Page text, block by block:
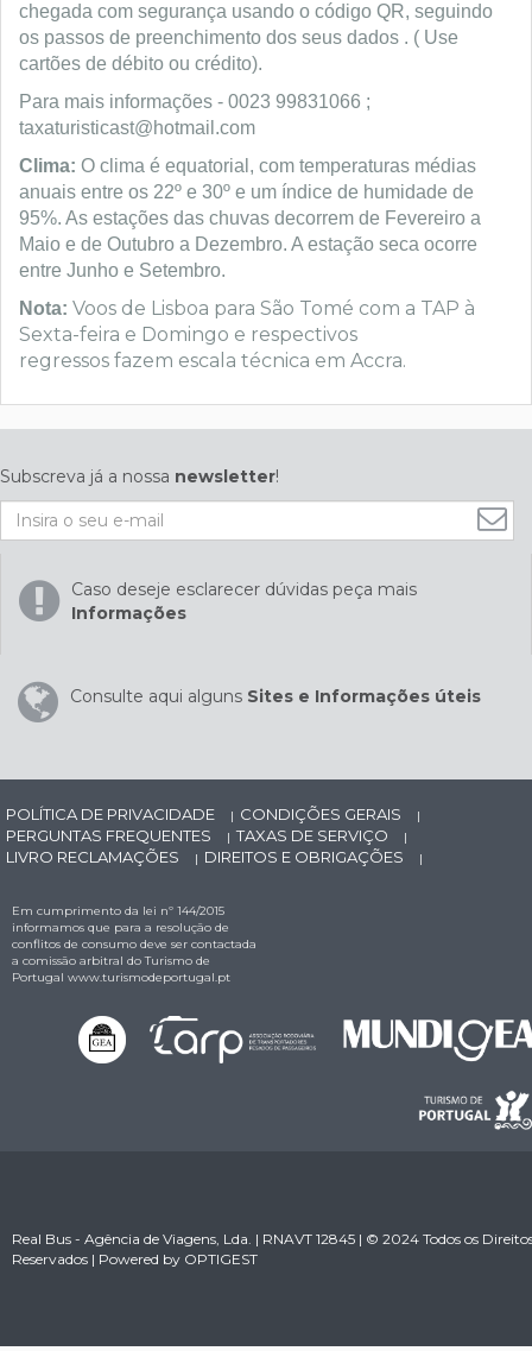
chegada com segurança usando o código QR, seguindo
os passos de preenchimento dos seus dados . ( Use
cartões de débito ou crédito).
Para mais informações - 0023 99831066 ;
taxaturisticast@hotmail.com
Clima: O clima é equatorial, com temperaturas médias
anuais entre os 22º e 30º e um índice de humidade de
95%. As estações das chuvas decorrem de Fevereiro a
Maio e de Outubro a Dezembro. A estação seca ocorre
entre Junho e Setembro.
Nota: Voos de Lisboa para São Tomé com a TAP à
Sexta-feira e Domingo e respectivos
regressos fazem escala técnica em Accra.
Subscreva já a nossa newsletter!
Caso deseje esclarecer dúvidas peça mais
Informações
Consulte aqui alguns Sites e Informações úteis
POLÍTICA DE PRIVACIDADE | CONDIÇÕES GERAIS |
PERGUNTAS FREQUENTES | TAXAS DE SERVIÇO |
LIVRO RECLAMAÇÕES | DIREITOS E OBRIGAÇÕES |
Em cumprimento da lei nº 144/2015
informamos que para a resolução de
conflitos de consumo deve ser contactada
a comissão arbitral do Turismo de
Portugal www.turismodeportugal.pt
Real Bus - Agência de Viagens, Lda. | RNAVT 12845 | © 2024 Todos os
Reservados | Powered by OPTIGEST